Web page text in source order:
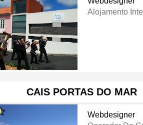
Alojamento
CAIS PORTAS DO MAR
Webdesigner